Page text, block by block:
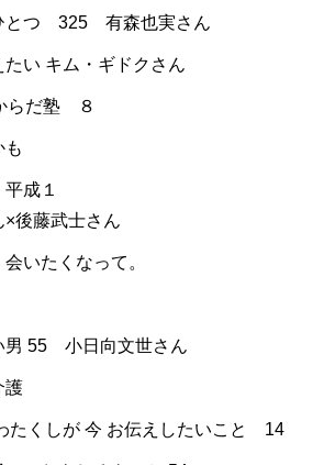
とつ 325 有森也実さん
たい キム・ギドクさん
らだ塾 ８
も
成１
後藤武士さん
いたくなって。
男 55 小日向文世さん
護
たくしが 今 お伝えしたいこと 14